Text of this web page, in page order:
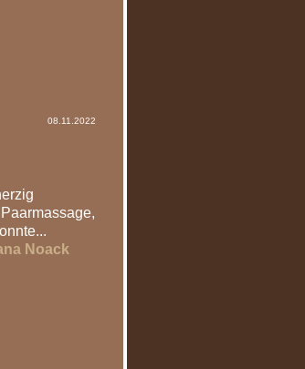
08.11.2022
Noack